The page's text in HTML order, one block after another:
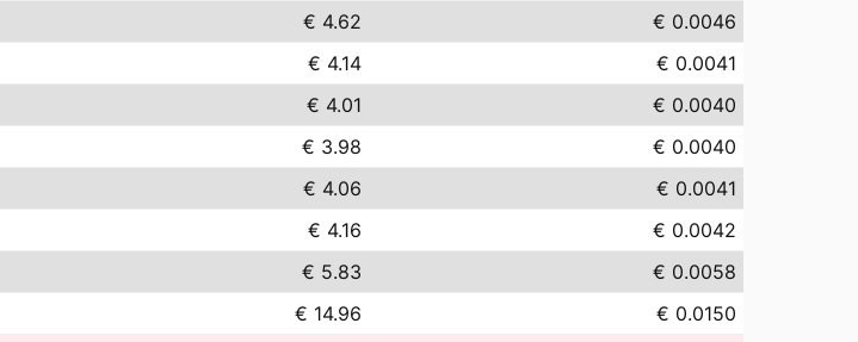
€ 4.62
€ 0.0046
€ 4.14
€ 0.0041
€ 4.01
€ 0.0040
€ 3.98
€ 0.0040
€ 4.06
€ 0.0041
€ 4.16
€ 0.0042
€ 5.83
€ 0.0058
€ 14.96
€ 0.0150